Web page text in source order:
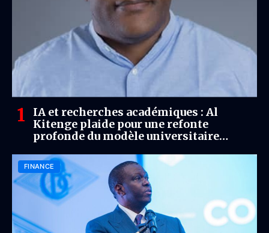
IA et recherches académiques : Al
Kitenge plaide pour une refonte
profonde du modèle universitaire
FINANCE